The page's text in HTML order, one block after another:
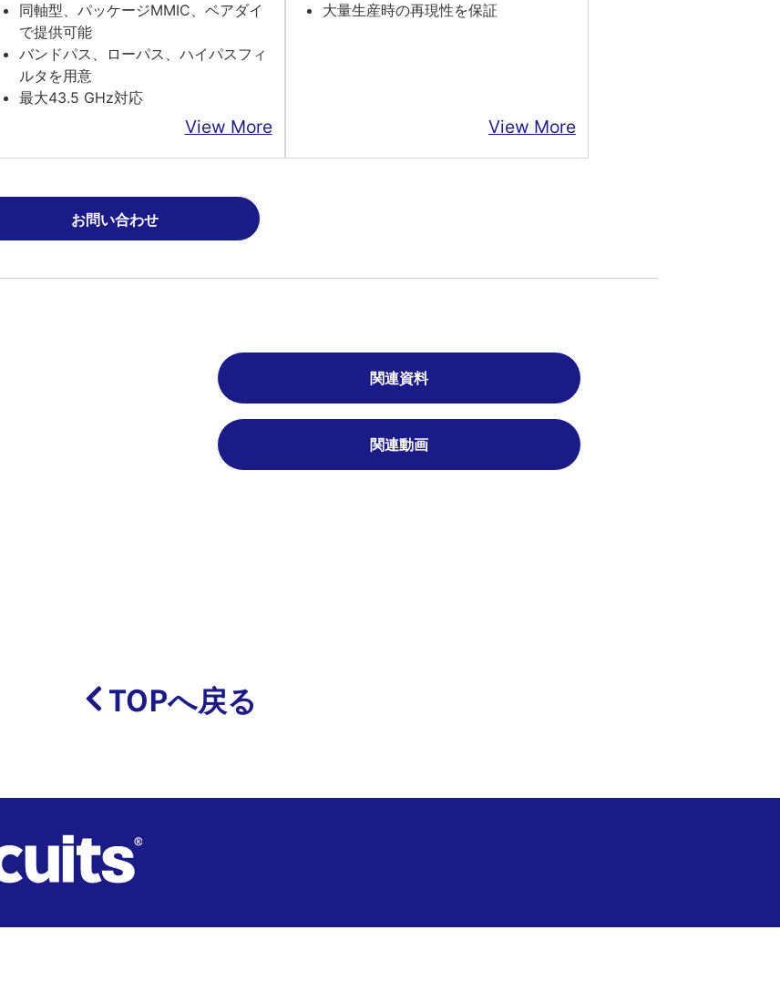
同軸型、パッケージMMIC、ベアダイ
で提供可能
バンドパス、ローパス、ハイパスフィ
ルタを用意
最大43.5 GHz対応
View More
大量生産時の再現性を保証
View More
お問い合わせ
関連資料
関連動画
TOPへ戻る